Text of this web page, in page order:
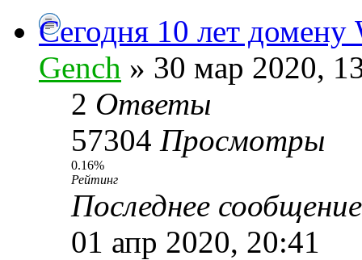
Сегодня 10 лет
Gench » 30 мар 2020,
2 Ответы
57304 Просмотры
0.16%
Рейтинг
Последнее
01 апр 2020, 20:41